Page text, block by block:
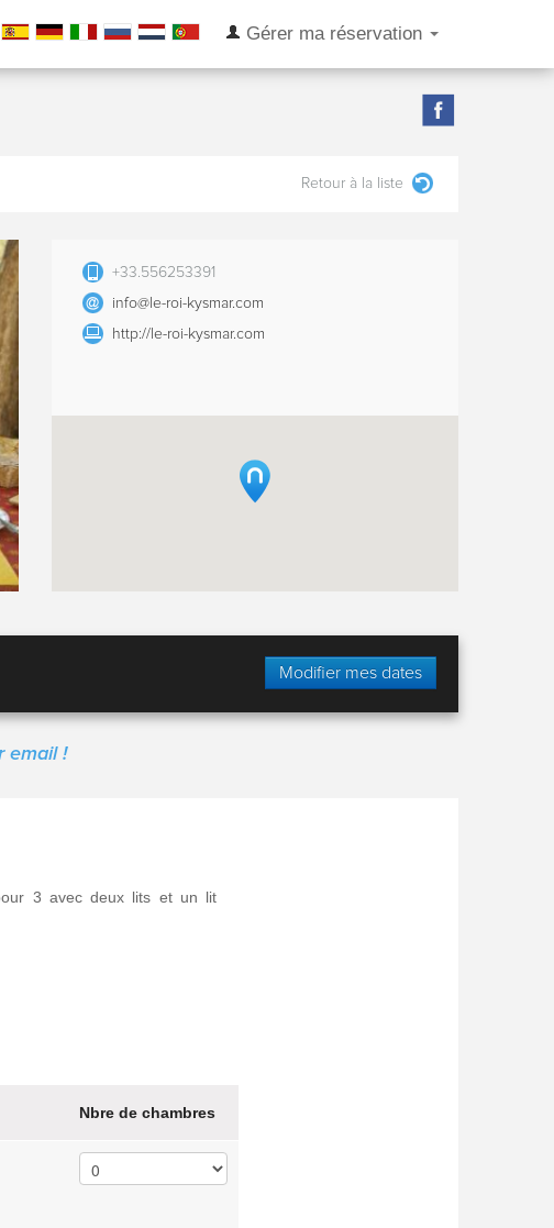
Gérer ma réservation
Retour à la liste
+33.556253391
info@le-roi-kysmar.com
http://le-roi-kysmar.com
Modifier mes dates
email !
3 avec deux lits et un lit
Nbre de chambres